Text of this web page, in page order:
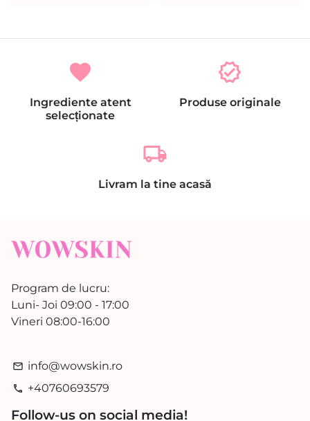
favorite
Ingrediente atent
selecționate
verified
Produse originale
local_shipping
Livram la tine acasă
Program de lucru:
Luni- Joi 09:00 - 17:00
Vineri 08:00-16:00
email info@wowskin.ro
phone +40760693579
Follow-us on social media!